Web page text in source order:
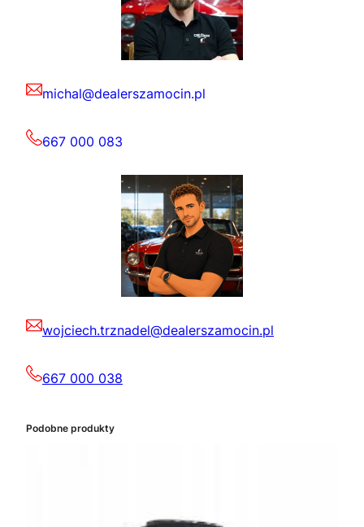
michal@dealerszamocin.pl
667 000 083
wojciech.trznadel@dealerszamocin.pl
667 000 038
Podobne produkty